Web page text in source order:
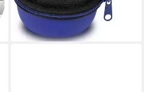
lieferbar - in 1-2 Werktagen bei dir